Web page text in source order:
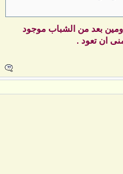
بعد من الشباب موجود
ان تعود .